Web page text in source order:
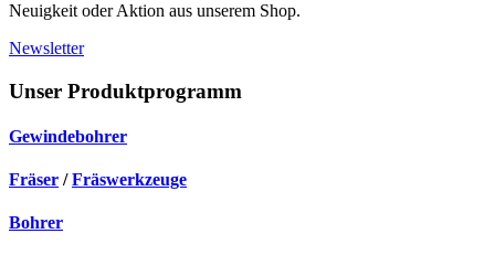
Neuigkeit oder Aktion aus unserem Shop.
Newsletter
Unser Produktprogramm
Gewindebohrer
Fräser /Fräswerkzeuge
Bohrer